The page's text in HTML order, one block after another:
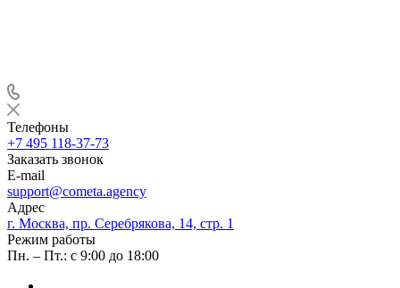
Телефоны
+7 495 118-37-73
Заказать звонок
E-mail
support@cometa.agency
Адрес
г. Москва, пр. Серебрякова, 14, стр. 1
Режим работы
Пн. – Пт.: с 9:00 до 18:00